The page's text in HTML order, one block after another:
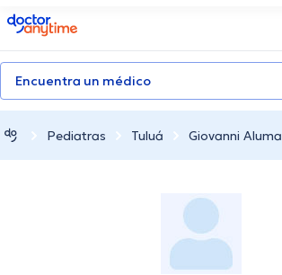
doctoranytime
Encuentra un médico
Pediatras Tuluá Giovanni Aluma